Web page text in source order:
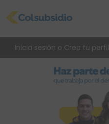
Inicia sesión o Crea tu perfil